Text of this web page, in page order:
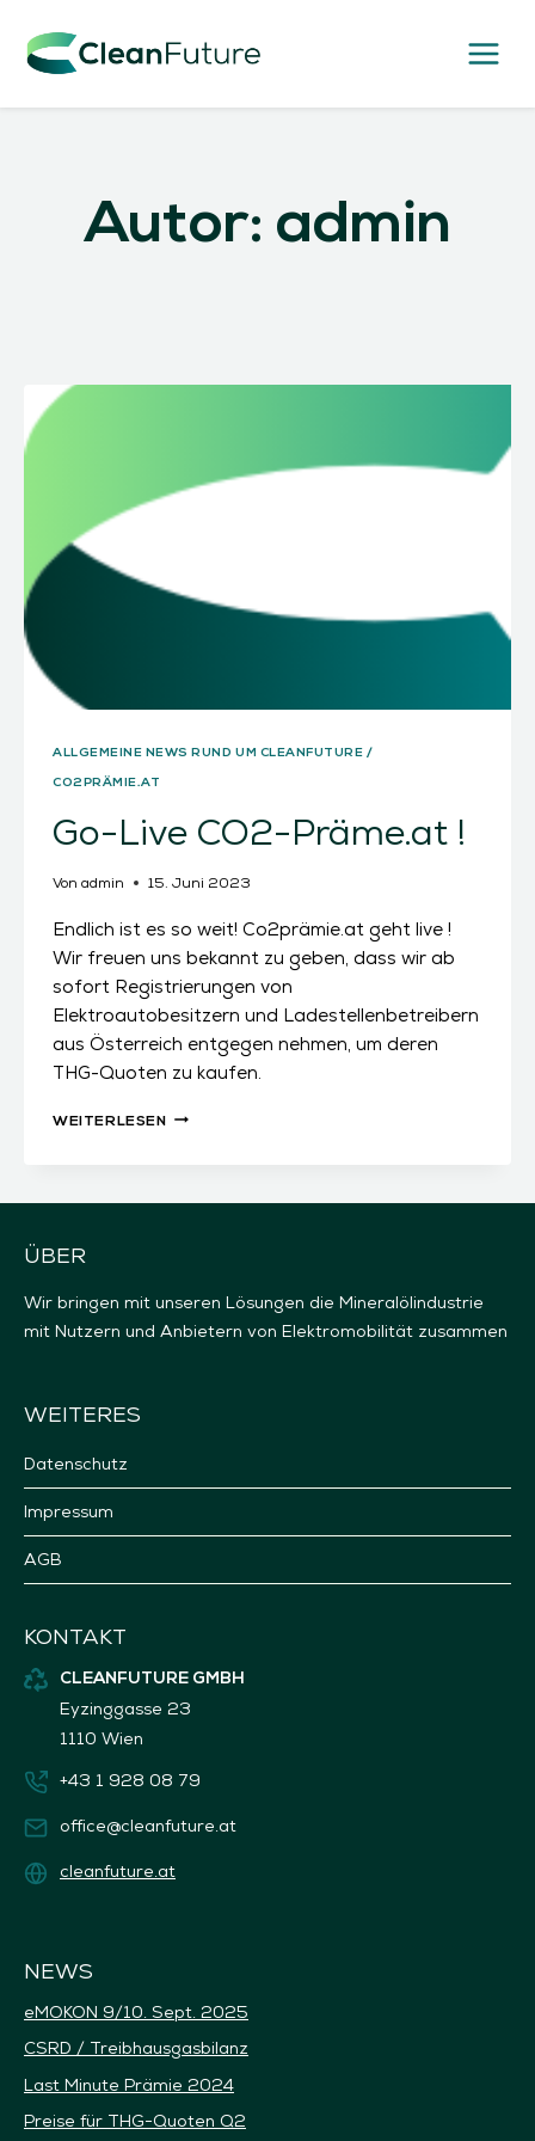
Inhalt
springen
Autor: admin
ALLGEMEINE NEWS RUND UM CLEANFUTURE /
CO2PRÄMIE.AT
Go-Live CO2-Präme.at !
Von admin 15. Juni 2023
Endlich ist es so weit! Co2prämie.at geht live !
Wir freuen uns bekannt zu geben, dass wir ab
sofort Registrierungen von
Elektroautobesitzern und Ladestellenbetreibern
aus Österreich entgegen nehmen, um deren
THG-Quoten zu kaufen.
WEITERLESENGO-
PRÄME.AT
ÜBER
Wir bringen mit unseren Lösungen die Mineralölindustrie
mit Nutzern und Anbietern von Elektromobilität zusammen
WEITERES
Datenschutz
Impressum
AGB
KONTAKT
CLEANFUTURE GMBH
Eyzinggasse 23
1110 Wien
+43 1 928 08 79
office@cleanfuture.at
cleanfuture.at
NEWS
eMOKON 9/10. Sept. 2025
CSRD / Treibhausgasbilanz
Last Minute Prämie 2024
Preise für THG-Quoten Q2